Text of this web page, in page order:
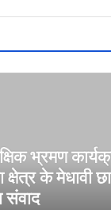
भ्रमण
के मेधावी
संवाद